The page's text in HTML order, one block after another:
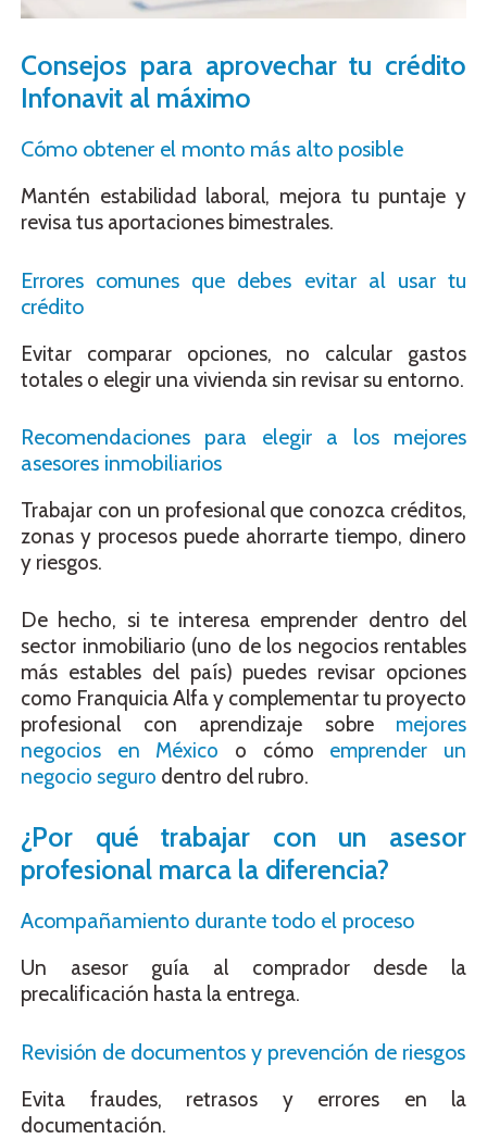
Consejos para aprovechar tu crédito
Infonavit al máximo
Cómo obtener el monto más alto posible
Mantén estabilidad laboral, mejora tu puntaje y
revisa tus aportaciones bimestrales.
Errores comunes que debes evitar al usar tu
crédito
Evitar comparar opciones, no calcular gastos
totales o elegir una vivienda sin revisar su entorno.
Recomendaciones para elegir a los mejores
asesores inmobiliarios
Trabajar con un profesional que conozca créditos,
zonas y procesos puede ahorrarte tiempo, dinero
y riesgos.
De hecho, si te interesa emprender dentro del
sector inmobiliario (uno de los negocios rentables
más estables del país) puedes revisar opciones
como Franquicia Alfa y complementar tu proyecto
profesional con aprendizaje sobre mejores
negocios en México o cómo emprender un
negocio seguro dentro del rubro.
¿Por qué trabajar con un asesor
profesional marca la diferencia?
Acompañamiento durante todo el proceso
Un asesor guía al comprador desde la
precalificación hasta la entrega.
Revisión de documentos y prevención de riesgos
Evita fraudes, retrasos y errores en la
documentación.